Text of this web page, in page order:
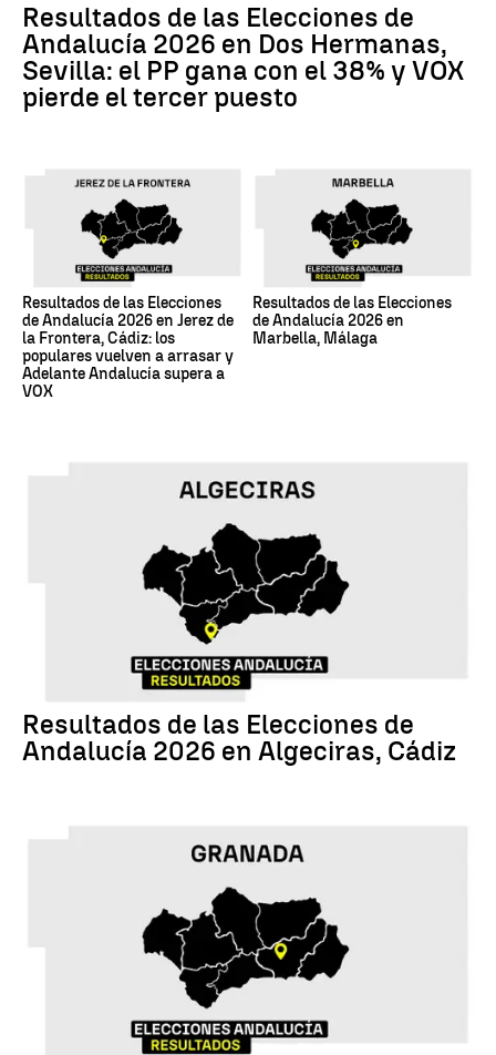
Resultados de las Elecciones de
Andalucía 2026 en Dos Hermanas,
Sevilla: el PP gana con el 38% y VOX
pierde el tercer puesto
Resultados de las Elecciones
de Andalucía 2026 en Jerez de
la Frontera, Cádiz: los
populares vuelven a arrasar y
Adelante Andalucía supera a
VOX
Resultados de las Elecciones
de Andalucía 2026 en
Marbella, Málaga
Resultados de las Elecciones de
Andalucía 2026 en Algeciras, Cádiz